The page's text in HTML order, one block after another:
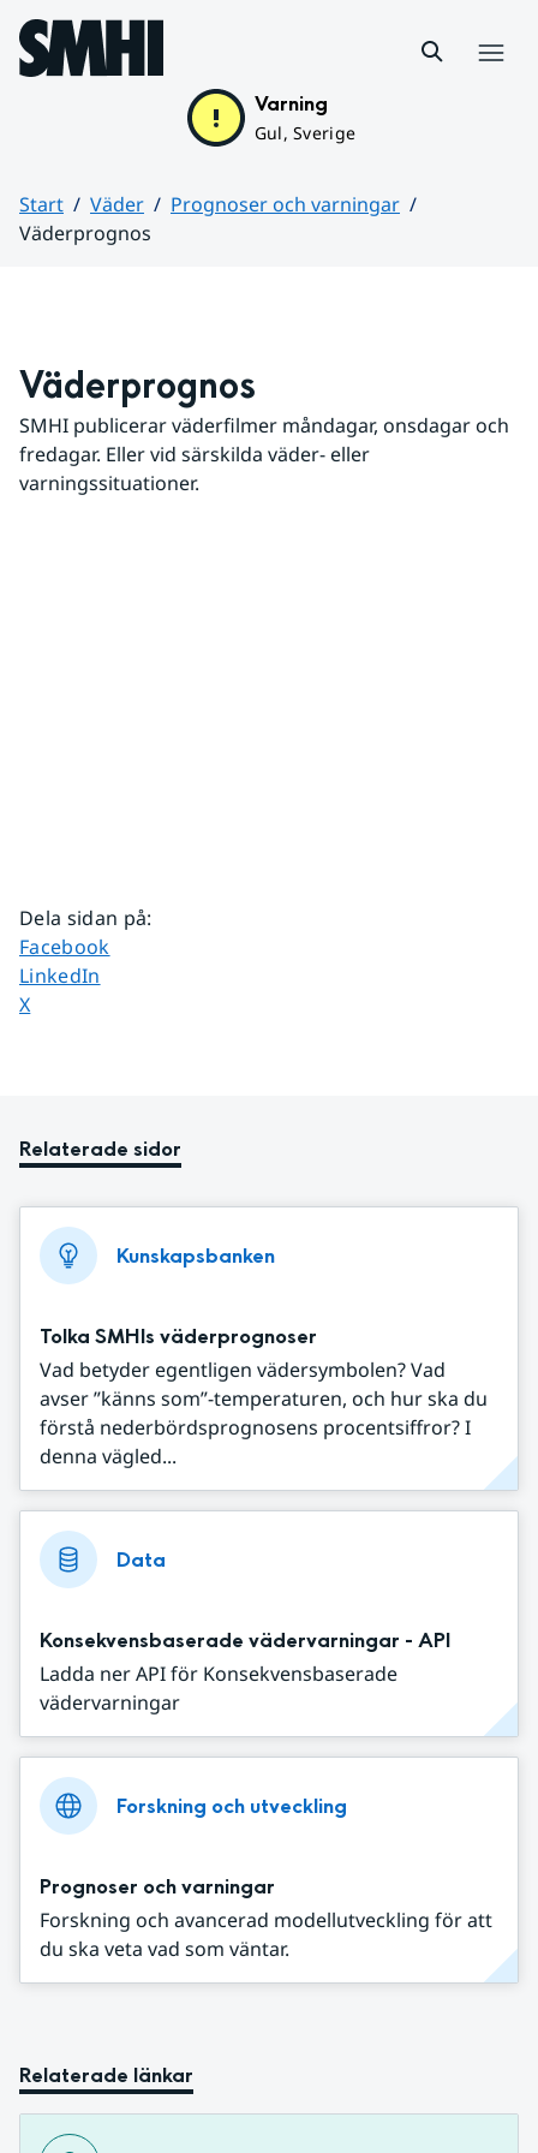
Hoppa till sidans innehåll
Varning
Gul, Sverige
Start Väder
Prognoser och varningar
Väderprognos
Väderprognos
SMHI publicerar väderfilmer måndagar, onsdagar och
fredagar. Eller vid särskilda väder- eller
varningssituationer.
Dela sidan på:
Dela sidan på
Facebook
Dela sidan på
LinkedIn
Dela sidan på
X
Relaterade sidor
Kunskapsbanken
Tolka SMHIs väderprognoser
Vad betyder egentligen vädersymbolen? Vad
avser ”känns som”-temperaturen, och hur ska du
förstå nederbördsprognosens procentsiffror? I
denna vägled...
Data
Konsekvensbaserade vädervarningar - API
Ladda ner API för Konsekvensbaserade
vädervarningar
Forskning och utveckling
Prognoser och varningar
Forskning och avancerad modellutveckling för att
du ska veta vad som väntar.
Relaterade länkar